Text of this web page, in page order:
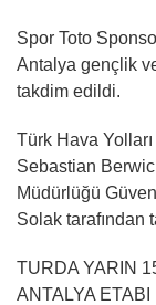
Spor Toto
Antalya gençlik
takdim edildi.
Türk Hava
Sebastian
Müdürlüğü
Solak tarafından
TURDA YARIN
ANTALYA